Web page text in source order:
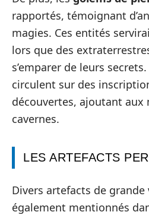
rapportés, témoignant
magies. Ces entités
lors que des
s’emparer de leurs
circulent sur des
découvertes, ajoutant aux
cavernes.
LES ARTEFACTS
Divers artefacts de grande
également mentionnés